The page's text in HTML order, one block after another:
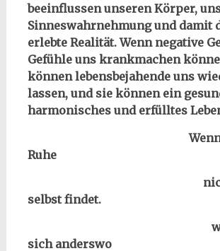
beeinflussen unseren Körper,
Sinneswahrnehmung und damit
erlebte Realität. Wenn negative
Gefühle uns krankmachen
können lebensbejahende uns
lassen, und sie können ein
harmonisches und erfülltes
Ruhe
nicht in
selbst findet.
wird
sich anderswo